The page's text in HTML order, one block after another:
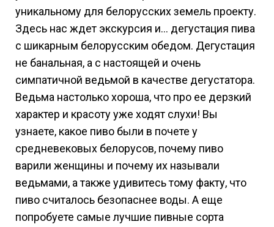
уникальному для белорусских земель проекту.
Здесь нас ждет экскурсия и… дегустация пива
с шикарным белорусским обедом. Дегустация
не банальная, а с настоящей и очень
симпатичной ведьмой в качестве дегустатора.
Ведьма настолько хороша, что про ее дерзкий
характер и красоту уже ходят слухи! Вы
узнаете, какое пиво были в почете у
средневековых белорусов, почему пиво
варили женщины и почему их называли
ведьмами, а также удивитесь тому факту, что
пиво считалось безопаснее воды. А еще
попробуете самые лучшие пивные сорта